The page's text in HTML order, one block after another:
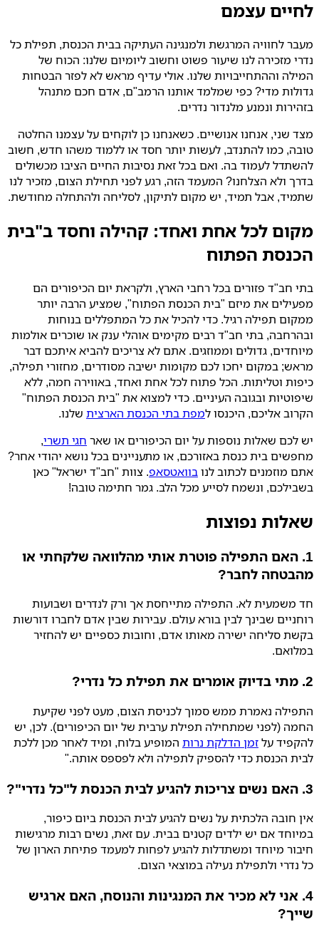
לחיים עצמם
מעבר לחוויה המרגשת ולמנגינה העתיקה בבית הכנסת, תפילת כל
נדרי מזכירה לנו שיעור פשוט וחשוב ליומיום שלנו: הכוח של
המילה וההתחייבויות שלנו. אולי עדיף מראש לא לפזר הבטחות
גדולות מדי? כפי שמלמד אותנו הרמב"ם, אדם חכם מתנהל
בזהירות ונמנע מלנדור נדרים.
מצד שני, אנחנו אנושיים. כשאנחנו כן לוקחים על עצמנו החלטה
טובה, כמו להתנדב, לעשות יותר חסד או ללמוד משהו חדש, חשוב
להשתדל לעמוד בה. ואם בכל זאת נסיבות החיים הציבו מכשולים
בדרך ולא הצלחנו? המעמד הזה, רגע לפני תחילת הצום, מזכיר לנו
שתמיד, אבל תמיד, יש מקום לתיקון, לסליחה ולהתחלה מחודשת.
מקום לכל אחת ואחד: קהילה וחסד ב"בית
הכנסת הפתוח
בתי חב"ד פזורים בכל רחבי הארץ, ולקראת יום הכיפורים הם
מפעילים את מיזם "בית הכנסת הפתוח", שמציע הרבה יותר
ממקום תפילה רגיל. כדי להכיל את כל המתפללים בנוחות
ובהרחבה, בתי חב"ד רבים מקימים אוהלי ענק או שוכרים אולמות
מיוחדים, גדולים וממוזגים. אתם לא צריכים להביא איתכם דבר
מראש; במקום יחכו לכם מקומות ישיבה מסודרים, מחזורי תפילה,
כיפות וטליתות. הכל פתוח לכל אחת ואחד, באווירה חמה, ללא
שיפוטיות ובגובה העיניים. כדי למצוא את "בית הכנסת הפתוח"
הקרוב אליכם, היכנסו למפת בתי הכנסת הארצית שלנו.
יש לכם שאלות נוספות על יום הכיפורים או שאר חגי תשרי,
מחפשים בית כנסת באזורכם, או מתעניינים בכל נושא יהודי אחר?
אתם מוזמנים לכתוב לנובוואטסאפ. צוות "חב"ד ישראל" כאן
בשבילכם, ונשמח לסייע מכל הלב. גמר חתימה טובה!
שאלות נפוצות
1. האם התפילה פוטרת אותי מהלוואה שלקחתי או
מהבטחה לחבר?
חד משמעית לא. התפילה מתייחסת אך ורק לנדרים ושבועות
רוחניים שבינך לבין בורא עולם. עבירות שבין אדם לחברו דורשות
בקשת סליחה ישירה מאותו אדם, וחובות כספיים יש להחזיר
במלואם.
2. מתי בדיוק אומרים את תפילת כל נדרי?
התפילה נאמרת ממש סמוך לכניסת הצום, מעט לפני שקיעת
החמה (לפני שמתחילה תפילת ערבית של יום הכיפורים). לכן, יש
להקפיד עלזמן הדלקת נרות המופיע בלוח, ומיד לאחר מכן ללכת
לבית הכנסת כדי להספיק לתפילה ולא לפספס אותה."
3. האם נשים צריכות להגיע לבית הכנסת ל"כל נדרי"?
אין חובה הלכתית על נשים להגיע לבית הכנסת ביום כיפור,
במיוחד אם יש ילדים קטנים בבית. עם זאת, נשים רבות מרגישות
חיבור מיוחד ומשתדלות להגיע לפחות למעמד פתיחת הארון של
כל נדרי ולתפילת נעילה במוצאי הצום.
4. אני לא מכיר את המנגינות והנוסח, האם ארגיש
שייך?